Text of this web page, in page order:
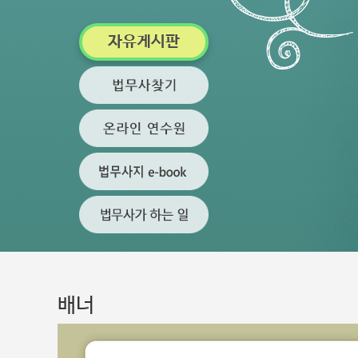
자유게시판
배너